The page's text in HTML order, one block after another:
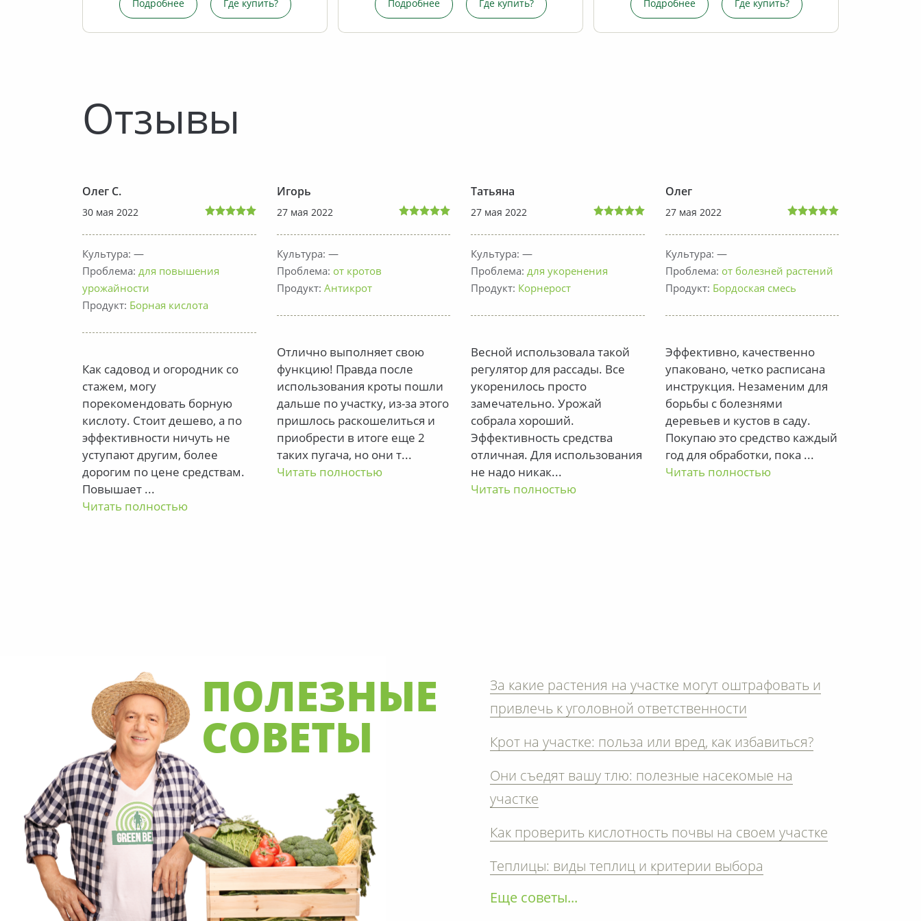
Подробнее Где купить? Подробнее Где купить?
Подробнее Где купить? Подробнее Где купить?
Подробнее Где купить?
Отзывы
Олег С.
30 мая 2022
Культура: —
Проблема: для повышения
урожайности
Продукт: Борная кислота
Как садовод и огородник со
стажем, могу
порекомендовать борную
кислоту. Стоит дешево, а по
эффективности ничуть не
уступают другим, более
дорогим по цене средствам.
Повышает ...
Читать полностью
Игорь
27 мая 2022
Культура: —
Проблема: от кротов
Продукт: Антикрот
Отлично выполняет свою
функцию! Правда после
использования кроты пошли
дальше по участку, из-за этого
пришлось раскошелиться и
приобрести в итоге еще 2
таких пугача, но они т...
Читать полностью
Татьяна
27 мая 2022
Культура: —
Проблема: для укоренения
Продукт: Корнерост
Весной использовала такой
регулятор для рассады. Все
укоренилось просто
замечательно. Урожай
собрала хороший.
Эффективность средства
отличная. Для использования
не надо никак...
Читать полностью
Олег
27 мая 2022
Культура: —
Проблема: от болезней растений
Продукт: Бордоская смесь
Эффективно, качественно
упаковано, четко расписана
инструкция. Незаменим для
борьбы с болезнями
деревьев и кустов в саду.
Покупаю это средство каждый
год для обработки, пока ...
Читать полностью
ПОЛЕЗНЫЕ
СОВЕТЫ
За какие растения на участке могут оштрафовать и
привлечь к уголовной ответственности
Крот на участке: польза или вред, как избавиться?
Они съедят вашу тлю: полезные насекомые на
участке
Как проверить кислотность почвы на своем участке
Теплицы: виды теплиц и критерии выбора
Еще советы...